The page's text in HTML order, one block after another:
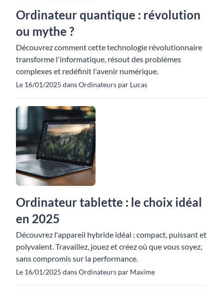
Ordinateur quantique : révolution
ou mythe ?
Découvrez comment cette technologie révolutionnaire
transforme l'informatique, résout des problèmes
complexes et redéfinit l'avenir numérique.
Le 16/01/2025 dans Ordinateurs par Lucas
Ordinateur tablette : le choix idéal
en 2025
Découvrez l'appareil hybride idéal : compact, puissant et
polyvalent. Travaillez, jouez et créez où que vous soyez,
sans compromis sur la performance.
Le 16/01/2025 dans Ordinateurs par Maxime